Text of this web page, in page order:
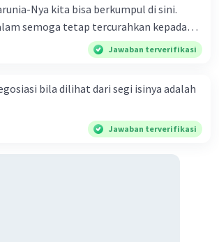
Nya kita bisa berkumpul di sini.
semoga tetap tercurahkan kepada
Muhammad saw, karena beliau
yang haq, yakni agama islam, agama
yang diberkahi. Amin ya rabbal alamin.
berbahagia! Dirasa amat penting
untuk diterapkan di lingkungan keluarga,
Jawaban terverifikasi
bila dilihat dari segi isinya adalah
Jawaban terverifikasi